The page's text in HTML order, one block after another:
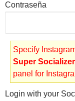
Contraseña
Specify
Super Socializer
panel for
Login with your